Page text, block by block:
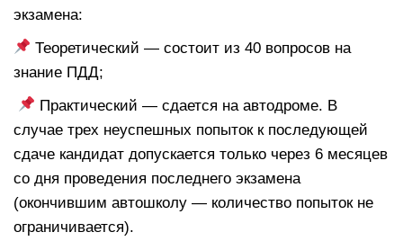
экзамена:
Теоретический — состоит из 40 вопросов на
знание ПДД;
Практический — сдается на автодроме. В
случае трех неуспешных попыток к последующей
сдаче кандидат допускается только через 6 месяцев
со дня проведения последнего экзамена
(окончившим автошколу — количество попыток не
ограничивается).